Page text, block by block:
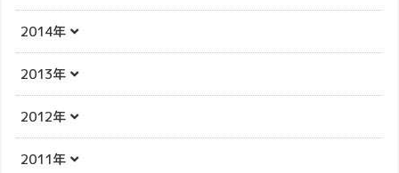
2014年
2013年
2012年
2011年